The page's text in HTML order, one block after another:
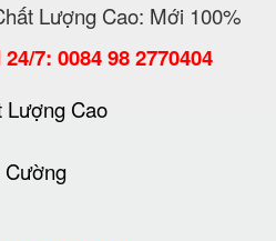
Lượng Cao: Mới 100%
7: 0084 98 2770404